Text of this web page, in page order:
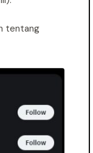
tentang